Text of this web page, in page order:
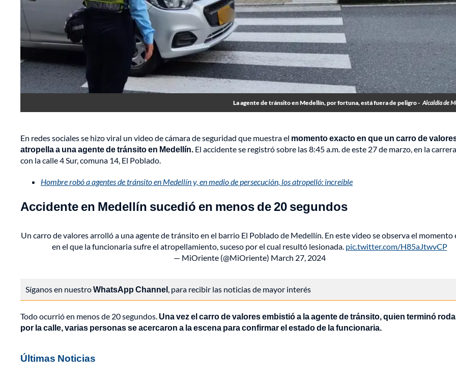
La agente de tránsito en Medellín, por fortuna, está fuera de peligro - Alcaldía de
En redes sociales se hizo viral un video de cámara de seguridad que muestra el momento exacto en que un carro de
atropella a una agente de tránsito en Medellín. El accidente se registró sobre las 8:45 a.m. de este 27 de marzo, en la
con la calle 4 Sur, comuna 14, El Poblado.
Hombre robó a agentes de tránsito en Medellín y, en medio de persecución, los atropelló: increíble
Accidente en Medellín sucedió en menos de 20 segundos
Un carro de valores arrolló a una agente de tránsito en el barrio El Poblado de Medellín. En este video se observa el momento
en el que la funcionaria sufre el atropellamiento, suceso por el cual resultó lesionada. pic.twitter.com/H85aJtwvCP
— MiOriente (@MiOriente) March 27, 2024
Síganos en nuestroWhatsApp Channel, para recibir las noticias de mayor interés
Todo ocurrió en menos de 20 segundos. Una vez el carro de valores embistió a la agente de tránsito, quien terminó
por la calle, varias personas se acercaron a la escena para confirmar el estado de la funcionaria.
Últimas Noticias